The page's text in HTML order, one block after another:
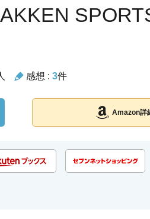
感想 : 3件
Amazon詳